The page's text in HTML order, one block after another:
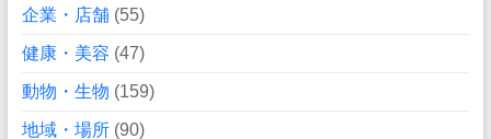
企業・店舗(55)
健康・美容 (47)
動物・生物 (159)
地域・場所(90)